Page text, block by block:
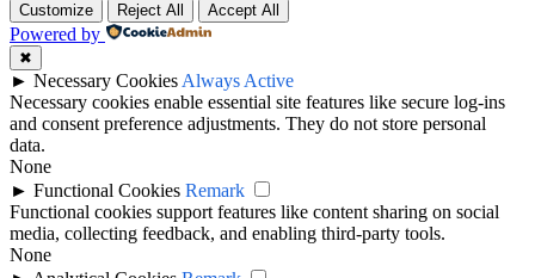
Customize Reject All Accept All
Powered by
✖
► Necessary Cookies Always Active
Necessary cookies enable essential site features like secure log-ins
and consent preference adjustments. They do not store personal
data.
None
► Functional Cookies Remark
Functional cookies support features like content sharing on social
media, collecting feedback, and enabling third-party tools.
None